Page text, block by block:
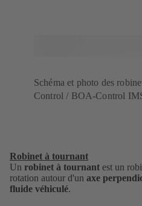
Schéma et photo des
Control / BOA-Control
Robinet à tournant
Un robinet à tournant est un
rotation autour d'un axe
fluide véhiculé.